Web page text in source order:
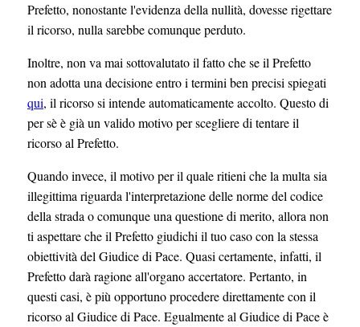
Prefetto, nonostante l'evidenza della nullità, dovesse rigettare
il ricorso, nulla sarebbe comunque perduto.
Inoltre, non va mai sottovalutato il fatto che se il Prefetto
non adotta una decisione entro i termini ben precisi spiegati
qui, il ricorso si intende automaticamente accolto. Questo di
per sè è già un valido motivo per scegliere di tentare il
ricorso al Prefetto.
Quando invece, il motivo per il quale ritieni che la multa sia
illegittima riguarda l'interpretazione delle norme del codice
della strada o comunque una questione di merito, allora non
ti aspettare che il Prefetto giudichi il tuo caso con la stessa
obiettività del Giudice di Pace. Quasi certamente, infatti, il
Prefetto darà ragione all'organo accertatore. Pertanto, in
questi casi, è più opportuno procedere direttamente con il
ricorso al Giudice di Pace. Egualmente al Giudice di Pace è